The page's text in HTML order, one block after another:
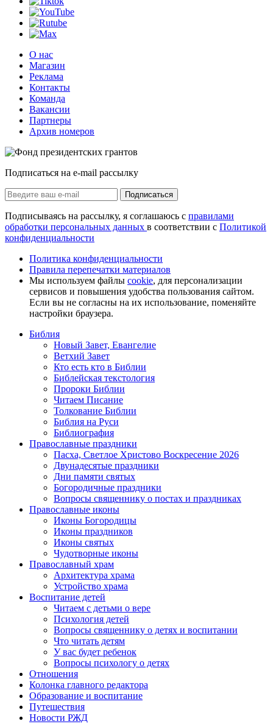
О нас
Магазин
Реклама
Контакты
Команда
Вакансии
Партнеры
Архив номеров
Подписаться на e-mail рассылку
Подписаться
Подписываясь на рассылку, я соглашаюсь с правилами
обработки персональных данных в соответствии с Политикой
конфиденциальности
Политика конфиденциальности
Правила перепечатки материалов
Мы используем файлы cookie, для персонализации
сервисов и повышения удобства пользования сайтом.
Если вы не согласны на их использование, поменяйте
настройки браузера.
Библия
Новый Завет, Евангелие
Ветхий Завет
Кто есть кто в Библии
Библейская текстология
Пророки Библии
Читаем Писание
Толкование Библии
Библия на Руси
Библиография
Православные праздники
Пасха, Светлое Христово Воскресение 2026
Двунадесятые праздники
Дни памяти святых
Богородичные праздники
Вопросы священнику о постах и праздниках
Православные иконы
Иконы Богородицы
Иконы праздников
Иконы святых
Чудотворные иконы
Православный храм
Архитектура храма
Устройство храма
Воспитание детей
Читаем с детьми о вере
Психология детей
Вопросы священнику о детях и воспитании
Что читать детям
У вас будет ребенок
Вопросы психологу о детях
Отношения
Колонка главного редактора
Образование и воспитание
Путешествия
Новости РЖД